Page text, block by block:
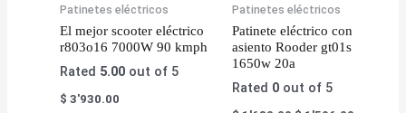
Patinetes eléctricos
El mejor scooter eléctrico
r803o16 7000W 90 kmph
Rated 5.00 out of 5
$ 3'930.00
Patinetes eléctricos
Patinete eléctrico con
asiento Rooder gt01s
1650w 20a
Rated 0out of 5